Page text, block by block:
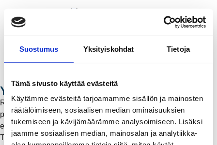
Suostumus Yksityiskohdat Tietoja
Tämä sivusto käyttää evästeitä
Käytämme evästeitä tarjoamamme sisällön ja mainosten
räätälöimiseen, sosiaalisen median ominaisuuksien
tukemiseen ja kävijämäärämme analysoimiseen. Lisäksi
jaamme sosiaalisen median, mainosalan ja analytiikka-
Yritystietoa
Rauman Energia -konserni on Rauman kaupungin 100-
prosenttisesti omistama ja se tuottaa laadukkaita
energiatuotteita ja -palveluja kilpailukykyiseen hintaan.
Tuotteita ovat kaukolämpö, sähkönsiirto, valokuitu ja